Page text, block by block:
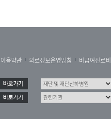
이용약관 의료정보운영방침 비급여진료비